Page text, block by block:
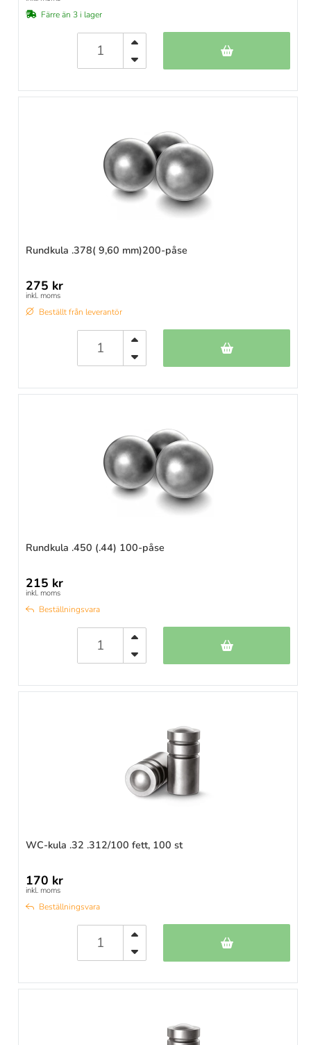
Färre än 3 i lager
Rundkula .378( 9,60 mm)200-påse
275 kr
inkl. moms
Beställt från leverantör
Rundkula .450 (.44) 100-påse
215 kr
inkl. moms
Beställningsvara
WC-kula .32 .312/100 fett, 100 st
170 kr
inkl. moms
Beställningsvara